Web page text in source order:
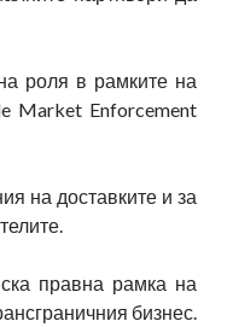
роля в рамките на
Market Enforcement
на доставките и за
правна рамка на
бизнес.